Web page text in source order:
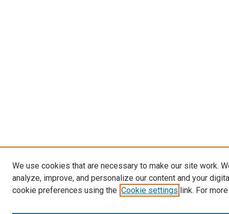
We use cookies that are necessary to make our site work.
analyze, improve, and personalize our content and your
cookie preferences using the Cookie settings link. For